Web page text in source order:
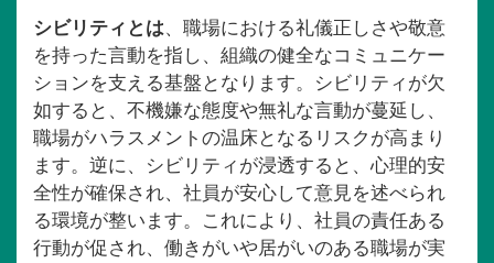
シビリティとは、職場における礼儀正しさや敬意
を持った言動を指し、組織の健全なコミュニケー
ションを支える基盤となります。シビリティが欠
如すると、不機嫌な態度や無礼な言動が蔓延し、
職場がハラスメントの温床となるリスクが高まり
ます。逆に、シビリティが浸透すると、心理的安
全性が確保され、社員が安心して意見を述べられ
る環境が整います。これにより、社員の責任ある
行動が促され、働きがいや居がいのある職場が実